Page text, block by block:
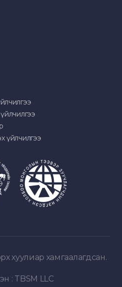
үйлчилгээ
хуулиар хамгаалагдсан.
: TBSM LLC